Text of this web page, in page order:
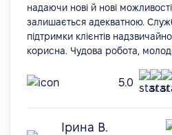
надаючи нові й нові
залишається адекватною.
підтримки клієнтів
корисна. Чудова робота,
5.0
Ірина В.